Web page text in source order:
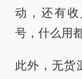
动，还有
号，什么用
此外，无货